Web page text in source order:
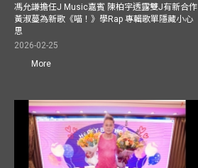
馮允謙擔任J Music嘉賓 陳柏宇透露雙J有新合作
黃淑蔓為新歌《喵！》學Rap 專輯歌單隱藏小心
思
2026-02-25
More